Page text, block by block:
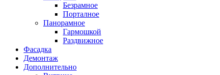
Безрамное
Порталное
Панорамное
Гармошкой
Раздвижное
Фасадка
Демонтаж
Дополнительно